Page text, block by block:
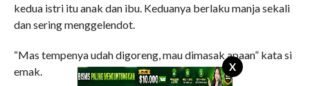
X
kedua istri itu anak dan ibu. Keduanya berlaku manja sekali
dan sering menggelendot.
“Mas tempenya udah digoreng, mau dimasak apaan” kata si
emak.